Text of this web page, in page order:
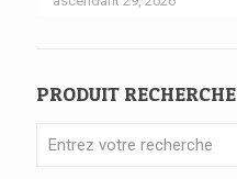
PRODUIT RECHERCHE